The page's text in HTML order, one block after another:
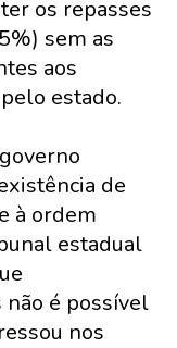
os repasses
sem as
aos
estado.
de
à ordem
estadual
é possível
nos